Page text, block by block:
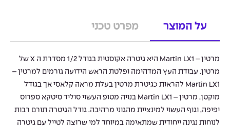
על המוצר מפרט טכני
מרטין – Martin LX1 היא גיטרה אקוסטית בגודל 1/2 מסדרת ה X של
מרטין. עבודת העץ המדהימה ופלטת הראש הידועה גורמים למרטין –
Martin LX1 להראות כגיטרת מרטין בעלת מראה קלאסי אך בגודל
מוקטן. מרטין – Martin LX1 בנויה מטופ העשוי סוליד סיטקא ספרוס
יפיפה, וגוף העשוי למינציית מהגוני מרהיבה. גודל הגיטרה תורם רבות
לנוחות נגינה ייחודית שמתאימה במיוחד למי שרוצה לטייל עם גיטרה